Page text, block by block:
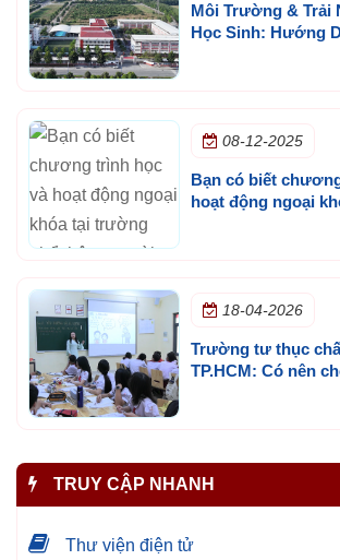
Môi Trường & Trải
Học Sinh: Hướng
08-12-2025
Bạn có biết
hoạt động ngoại
18-04-2026
Trường tư thục
TP.HCM: Có nên
TRUY CẬP NHANH
Thư viện điện tử